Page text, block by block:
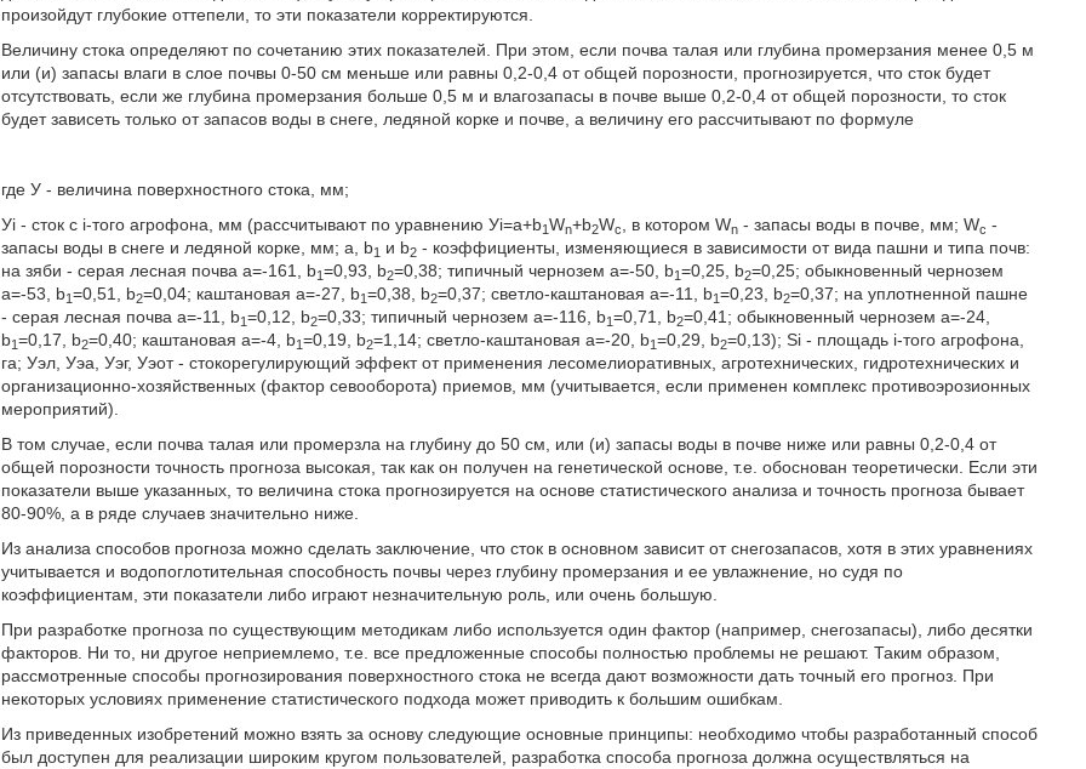
произойдут глубокие оттепели, то эти показатели корректируются.
Величину стока определяют по сочетанию этих показателей. При этом, если почва талая или глубина промерзания менее 0,5 м
или (и) запасы влаги в слое почвы 0-50 см меньше или равны 0,2-0,4 от общей порозности, прогнозируется, что сток будет
отсутствовать, если же глубина промерзания больше 0,5 м и влагозапасы в почве выше 0,2-0,4 от общей порозности, то сток
будет зависеть только от запасов воды в снеге, ледяной корке и почве, а величину его рассчитывают по формуле
где У - величина поверхностного стока, мм;
Уi - сток с i-того агрофона, мм (рассчитывают по уравнению Уi=a+b1Wn+b2Wc , в котором Wn - запасы воды в почве, мм; Wc -
запасы воды в снеге и ледяной корке, мм; а, b1 и b2 - коэффициенты, изменяющиеся в зависимости от вида пашни и типа почв:
на зяби - серая лесная почва а=-161, b1=0,93, b2=0,38; типичный чернозем а=-50, b1=0,25, b2=0,25; обыкновенный чернозем
а=-53, b1=0,51, b2=0,04; каштановая а=-27, b1=0,38, b2=0,37; светло-каштановая а=-11, b1=0,23, b2=0,37; на уплотненной пашне
- серая лесная почва а=-11, b1=0,12, b2=0,33; типичный чернозем а=-116, b1=0,71, b2=0,41; обыкновенный чернозем а=-24,
b1=0,17, b2=0,40; каштановая а=-4, b1=0,19, b2=1,14; светло-каштановая а=-20, b1=0,29, b2=0,13); Si - площадь i-того агрофона,
га; Уэл, Уэа, Уэг, Уэот - стокорегулирующий эффект от применения лесомелиоративных, агротехнических, гидротехнических и
организационно-хозяйственных (фактор севооборота) приемов, мм (учитывается, если применен комплекс противоэрозионных
мероприятий).
В том случае, если почва талая или промерзла на глубину до 50 см, или (и) запасы воды в почве ниже или равны 0,2-0,4 от
общей порозности точность прогноза высокая, так как он получен на генетической основе, т.е. обоснован теоретически. Если эти
показатели выше указанных, то величина стока прогнозируется на основе статистического анализа и точность прогноза бывает
80-90%, а в ряде случаев значительно ниже.
Из анализа способов прогноза можно сделать заключение, что сток в основном зависит от снегозапасов, хотя в этих уравнениях
учитывается и водопоглотительная способность почвы через глубину промерзания и ее увлажнение, но судя по
коэффициентам, эти показатели либо играют незначительную роль, или очень большую.
При разработке прогноза по существующим методикам либо используется один фактор (например, снегозапасы), либо десятки
факторов. Ни то, ни другое неприемлемо, т.е. все предложенные способы полностью проблемы не решают. Таким образом,
рассмотренные способы прогнозирования поверхностного стока не всегда дают возможности дать точный его прогноз. При
некоторых условиях применение статистического подхода может приводить к большим ошибкам.
Из приведенных изобретений можно взять за основу следующие основные принципы: необходимо чтобы разработанный способ
был доступен для реализации широким кругом пользователей, разработка способа прогноза должна осуществляться на